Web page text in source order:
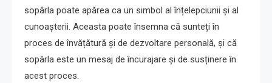
sopârla poate apărea ca un simbol al înțelepciunii și al
cunoașterii. Aceasta poate însemna că sunteți în
proces de învățătură și de dezvoltare personală, și că
sopârla este un mesaj de încurajare și de susținere în
acest proces.